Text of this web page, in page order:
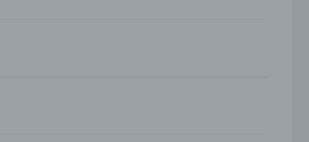
des Verantwortlichen